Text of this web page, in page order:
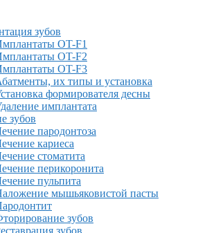
зубов
OT-F1
OT-F2
OT-F3
их типы и установка
формирователя десны
имплантата
зубов
пародонтоза
кариеса
стоматита
перикоронита
пульпита
мышьяковистой пасты
зубов
зубов